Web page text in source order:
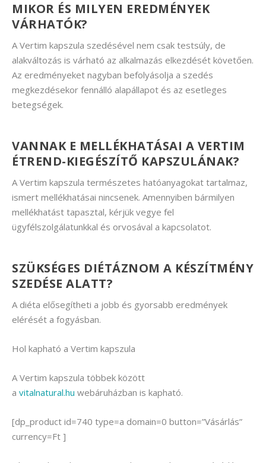
MIKOR ÉS MILYEN EREDMÉNYEK
VÁRHATÓK?
A Vertim kapszula szedésével nem csak testsúly, de
alakváltozás is várható az alkalmazás elkezdését követően.
Az eredményeket nagyban befolyásolja a szedés
megkezdésekor fennálló alapállapot és az esetleges
betegségek.
VANNAK E MELLÉKHATÁSAI A VERTIM
ÉTREND-KIEGÉSZÍTŐ KAPSZULÁNAK?
A Vertim kapszula természetes hatóanyagokat tartalmaz,
ismert mellékhatásai nincsenek. Amennyiben bármilyen
mellékhatást tapasztal, kérjük vegye fel
ügyfélszolgálatunkkal és orvosával a kapcsolatot.
SZÜKSÉGES DIÉTÁZNOM A KÉSZÍTMÉNY
SZEDÉSE ALATT?
A diéta elősegítheti a jobb és gyorsabb eredmények
elérését a fogyásban.
Hol kapható a Vertim kapszula
A Vertim kapszula többek között
a vitalnatural.hu webáruházban is kapható.
[dp_product id=740 type=a domain=0 button=”Vásárlás”
currency=Ft ]